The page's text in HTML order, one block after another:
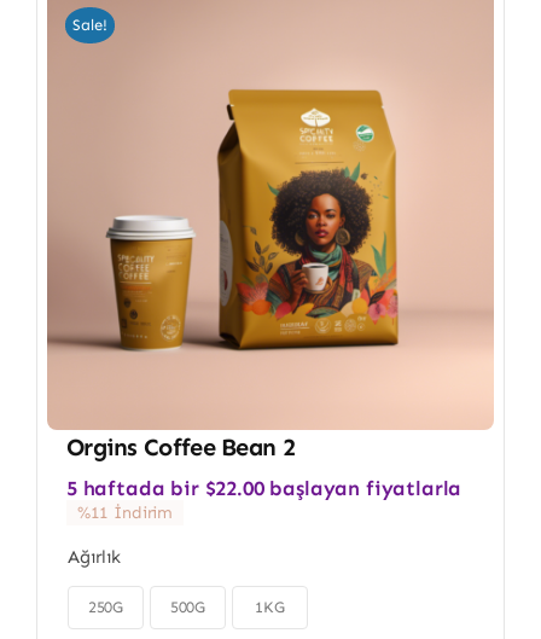
Sale!
Orgins Coffee Bean 2
5 haftada bir $22.00 başlayan fiyatlarla
%11 İndirim
Ağırlık
250G 500G 1KG